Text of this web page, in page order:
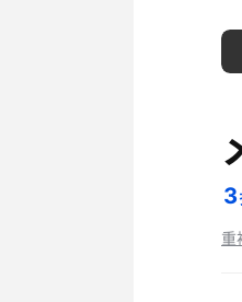
3
重